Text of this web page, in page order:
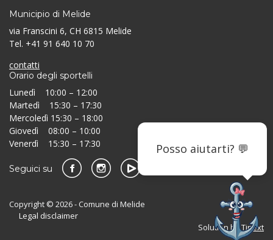
Posso aiutarti? 💬
Municipio di Melide
via Franscini 6, CH 6815 Melide
Tel. +41 91 640 10 70
contatti
Orario degli sportelli
Lunedì 10:00 – 12:00
Martedì 15:30 – 17:30
Mercoledì 15:30 – 18:00
Giovedì 08:00 – 10:00
Venerdì 15:30 – 17:30
Seguici su
Copyright © 2026 - Comune di Melide
Legal disclaimer
Solution byTinext